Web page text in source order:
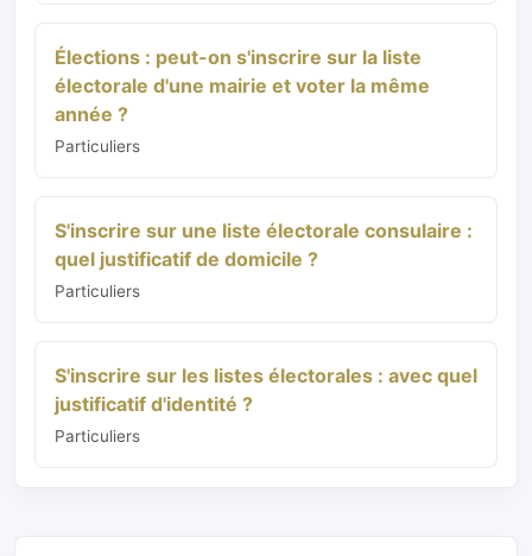
Élections : peut-on s'inscrire sur la liste
électorale d'une mairie et voter la même
année ?
Particuliers
S'inscrire sur une liste électorale consulaire :
quel justificatif de domicile ?
Particuliers
S'inscrire sur les listes électorales : avec quel
justificatif d'identité ?
Particuliers